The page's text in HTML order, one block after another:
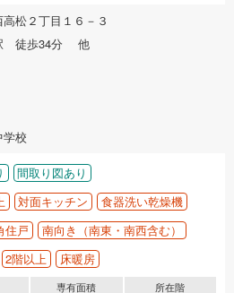
松２丁目１６－３
徒歩34分 他
校
間取り図あり
対面キッチン
食器洗い乾燥機
住戸
南向き（南東・南西含む）
2階以上 床暖房
専有面積 所在階